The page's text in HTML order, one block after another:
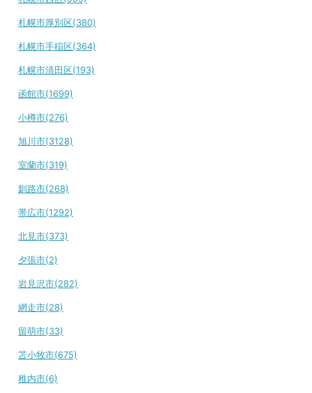
札幌市厚別区(380)
札幌市手稲区(364)
札幌市清田区(193)
函館市(1699)
小樽市(276)
旭川市(3128)
室蘭市(319)
釧路市(268)
帯広市(1292)
北見市(373)
夕張市(2)
岩見沢市(282)
網走市(28)
留萌市(33)
苫小牧市(675)
稚内市(6)